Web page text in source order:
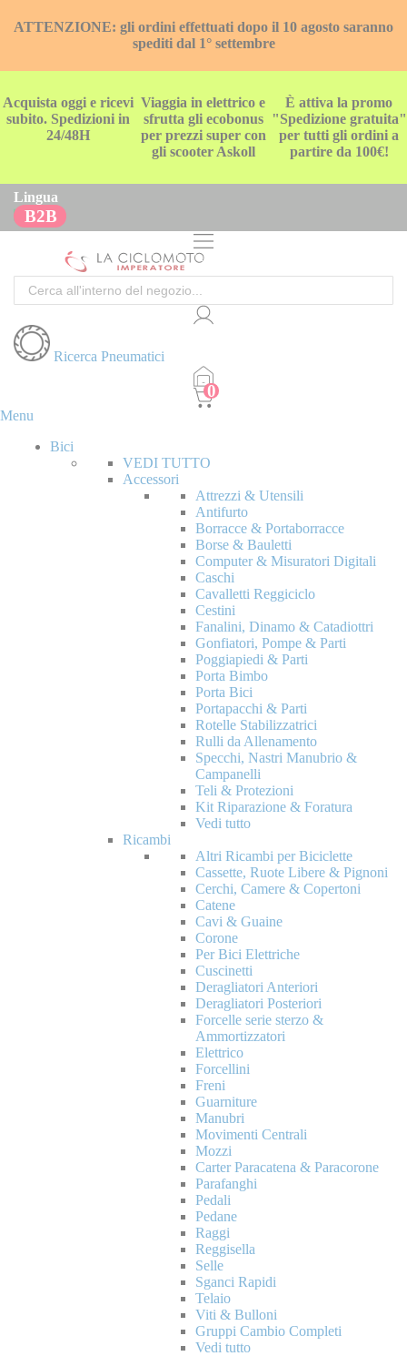
ATTENZIONE: gli ordini effettuati dopo il 10 agosto saranno
spediti dal 1° settembre
Acquista oggi e ricevi
subito. Spedizioni in
24/48H
Viaggia in elettrico e
sfrutta gli ecobonus
per prezzi super con
gli scooter Askoll
È attiva la promo
"Spedizione gratuita"
per tutti gli ordini a
partire da 100€!
Lingua
B2B
Cerca
Ricerca Pneumatici
Menu
Bici
VEDI TUTTO
Accessori
Attrezzi & Utensili
Antifurto
Borracce & Portaborracce
Borse & Bauletti
Computer & Misuratori Digitali
Caschi
Cavalletti Reggiciclo
Cestini
Fanalini, Dinamo & Catadiottri
Gonfiatori, Pompe & Parti
Poggiapiedi & Parti
Porta Bimbo
Porta Bici
Portapacchi & Parti
Rotelle Stabilizzatrici
Rulli da Allenamento
Specchi, Nastri Manubrio &
Campanelli
Teli & Protezioni
Kit Riparazione & Foratura
Vedi tutto
Ricambi
Altri Ricambi per Biciclette
Cassette, Ruote Libere & Pignoni
Cerchi, Camere & Copertoni
Catene
Cavi & Guaine
Corone
Per Bici Elettriche
Cuscinetti
Deragliatori Anteriori
Deragliatori Posteriori
Forcelle serie sterzo &
Ammortizzatori
Elettrico
Forcellini
Freni
Guarniture
Manubri
Movimenti Centrali
Mozzi
Carter Paracatena & Paracorone
Parafanghi
Pedali
Pedane
Raggi
Reggisella
Selle
Sganci Rapidi
Telaio
Viti & Bulloni
Gruppi Cambio Completi
Vedi tutto